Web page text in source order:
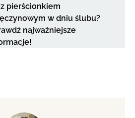
pierścionkiem
w dniu ślubu?
najważniejsze